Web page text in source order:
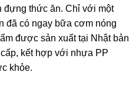
đựng thức ăn. Chỉ với một
đã có ngay bữa cơm nóng
được sản xuất tại Nhật bản
kết hợp với nhựa PP
khỏe.